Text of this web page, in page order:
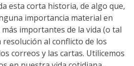
esta corta historia, de algo que,
importancia material en
importantes de la vida (o tal
al conflicto de los
correos y las cartas. Utilicemos